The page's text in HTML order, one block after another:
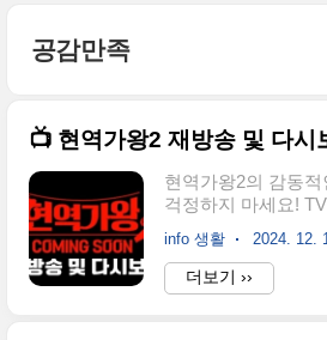
공감만족
현역가왕2의 감동
걱정하지 마세요!
시보기까지 모든 방
💡 🎬 현역가왕2 TV
의 TV 재방송은 아
다. CMCTV:매주 금
info 생활 2024. 12.
더보기 ››